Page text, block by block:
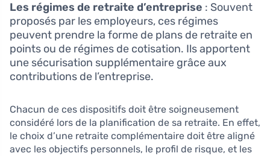
Les régimes de retraite d’entreprise : Souvent
proposés par les employeurs, ces régimes
peuvent prendre la forme de plans de retraite en
points ou de régimes de cotisation. Ils apportent
une sécurisation supplémentaire grâce aux
contributions de l’entreprise.
Chacun de ces dispositifs doit être soigneusement
considéré lors de la planification de sa retraite. En effet,
le choix d’une retraite complémentaire doit être aligné
avec les objectifs personnels, le profil de risque, et les